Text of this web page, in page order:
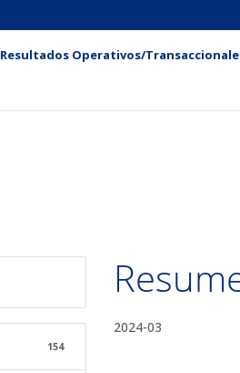
Resultados Operativos/
154
2024-03